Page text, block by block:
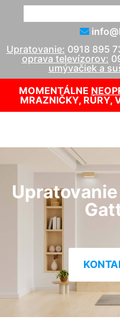
Upratovanie: 0918 895
oprava televízorov:
umývačiek a
MOMENTÁLNE
MRAZNIČKY, RÚRY,